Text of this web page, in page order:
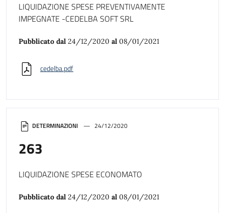
DETERMINAZIONI 24/12/2020
263
LIQUIDAZIONE SPESE ECONOMATO
Pubblicato dal 24/12/2020 al 08/01/2021
LIQUIDAZIONE SPESE PREVENTIVAMENTE
IMPEGNATE -CEDELBA SOFT SRL
Pubblicato dal 24/12/2020 al 08/01/2021
cedelba.pdf